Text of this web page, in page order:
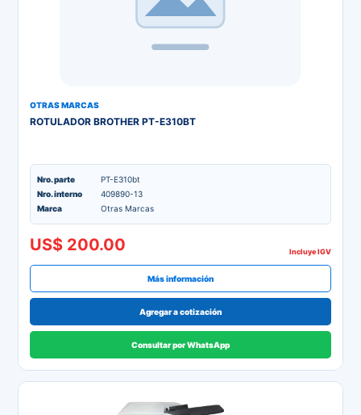
OTRAS MARCAS
ROTULADOR BROTHER PT-E310BT
Nro. parte
PT-E310bt
Nro. interno
409890-13
Marca
Otras Marcas
US$ 200.00 Incluye IGV
Más información
Agregar a cotización
Consultar por WhatsApp